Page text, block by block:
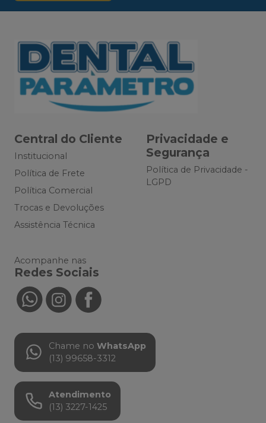
Central do Cliente
Institucional
Política de Frete
Política Comercial
Trocas e Devoluções
Assistência Técnica
Privacidade e
Segurança
Política de Privacidade -
LGPD
Acompanhe nas
Redes Sociais
Chame no WhatsApp
(13) 99658-3312
Atendimento
(13) 3227-1425